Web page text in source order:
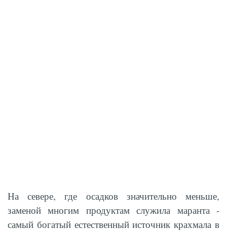
На севере, где осадков значительно меньше,
заменой многим продуктам служила маранта -
самый богатый естественный источник крахмала в